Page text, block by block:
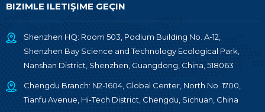
BIZIMLE ILETIŞIME GEÇIN
Shenzhen HQ: Room 503, Podium Building No. A-12,
Shenzhen Bay Science and Technology Ecological Park,
Nanshan District, Shenzhen, Guangdong, China, 518063
Chengdu Branch: N2-1604, Global Center, North No. 1700,
Tianfu Avenue, Hi-Tech District, Chengdu, Sichuan, China